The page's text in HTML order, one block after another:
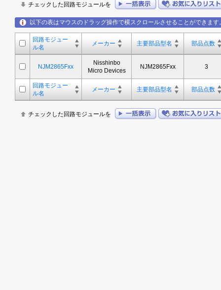
スイッチ/マルチプレクサ
データコンバータ
その他
チェックした回路モジュールを
以下の表はマウスのドラッグ操作で横スクロールさせることができます
回路モジュー
ル名
メーカー 主要部品型名 部品点数
NJM2865Fxx
Nisshinbo
Micro Devices
NJM2865Fxx 3
回路モジュー
ル名
メーカー 主要部品型名 部品点数
チェックした回路モジュールを